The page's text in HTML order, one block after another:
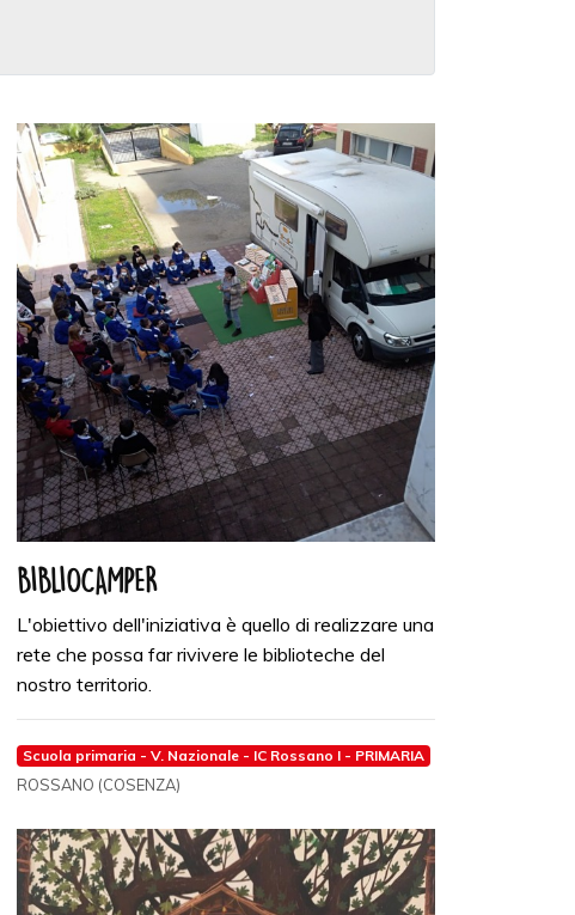
BIBLIOCAMPER
L'obiettivo dell'iniziativa è quello di realizzare una
rete che possa far rivivere le biblioteche del
nostro territorio.
Scuola primaria - V. Nazionale - IC Rossano I - PRIMARIA
ROSSANO (COSENZA)